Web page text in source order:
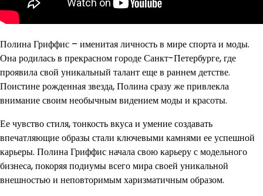
Полина Гриффис – именитая личность в мире спорта и моды.
Она родилась в прекрасном городе Санкт-Петербурге, где
проявила свой уникальный талант еще в раннем детстве.
Поистине рожденная звезда, Полина сразу же привлекла
внимание своим необычным видением моды и красоты.
Ее чувство стиля, тонкость вкуса и умение создавать
впечатляющие образы стали ключевыми камнями ее успешной
карьеры. Полина Гриффис начала свою карьеру с модельного
бизнеса, покоряя подиумы всего мира своей уникальной
внешностью и неповторимым харизматичным образом.